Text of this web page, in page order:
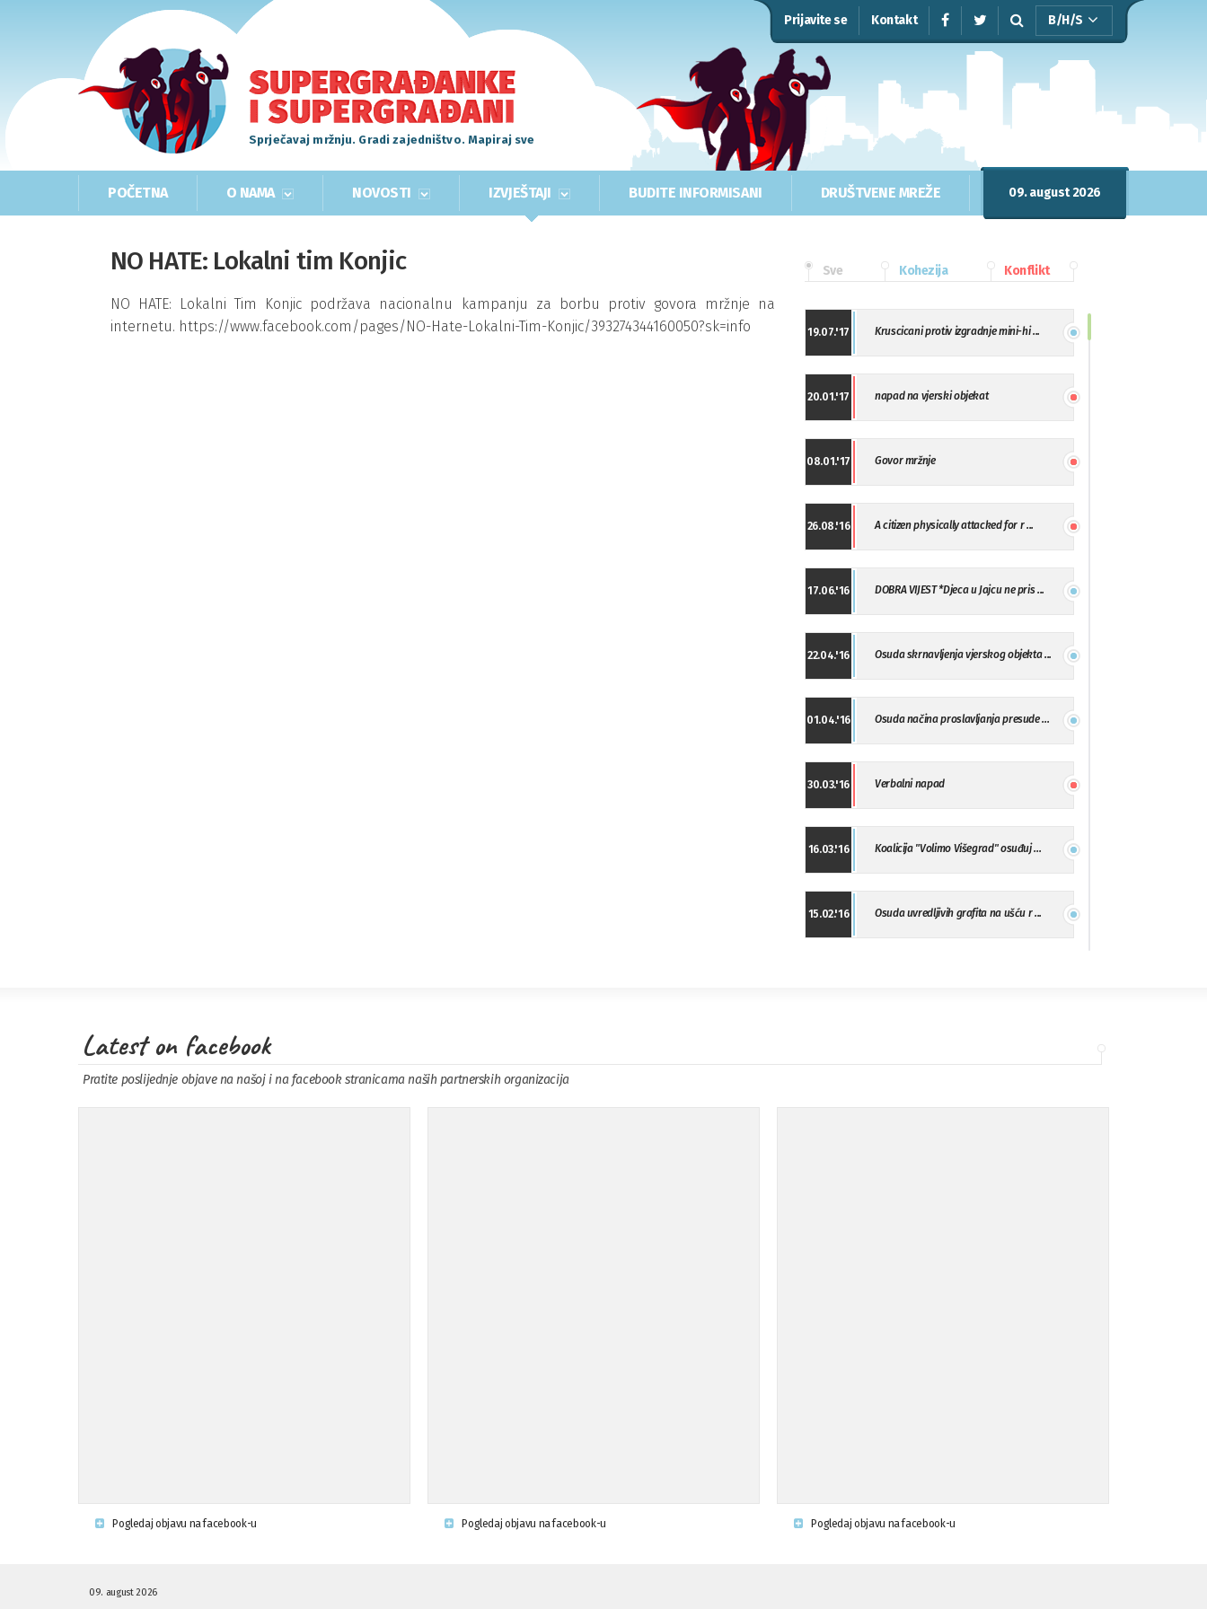
Prijavite se Kontakt B/H/S
Sprječavaj mržnju. Gradi zajedništvo. Mapiraj sve
POČETNA O NAMA NOVOSTI IZVJEŠTAJI BUDITE INFORMISANI DRUŠTVENE MREŽE 09. august 2026
NO HATE: Lokalni tim Konjic
NO HATE: Lokalni Tim Konjic podržava nacionalnu kampanju za borbu protiv govora mržnje na
internetu. https://www.facebook.com/pages/NO-Hate-Lokalni-Tim-Konjic/393274344160050?sk=info
Sve Kohezija Konflikt
19.07.'17 Kruscicani protiv izgradnje mini-hi ...
20.01.'17 napad na vjerski objekat
08.01.'17 Govor mržnje
26.08.'16 A citizen physically attacked for r ...
17.06.'16 DOBRA VIJEST *Djeca u Jajcu ne pris ...
22.04.'16 Osuda skrnavljenja vjerskog objekta ...
01.04.'16 Osuda načina proslavljanja presude ...
30.03.'16 Verbalni napad
16.03.'16 Koalicija "Volimo Višegrad" osuđuj ...
15.02.'16 Osuda uvredljivih grafita na ušću r ...
09.11.'15 Osuda incidenta tokom dženaze na Pe ...
Latest on facebook
Pratite poslijednje objave na našoj i na facebook stranicama naših partnerskih organizacija
Pogledaj objavu na facebook-u Pogledaj objavu na facebook-u Pogledaj objavu na facebook-u
09. august 2026